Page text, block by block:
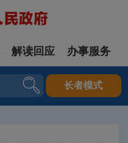
解读回应 办事服务
长者模式